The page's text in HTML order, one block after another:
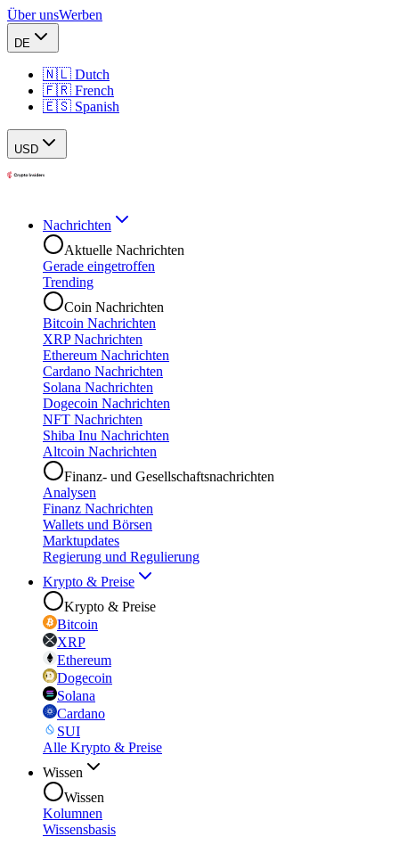
Über unsWerben
DE
🇳🇱 Dutch
🇫🇷 French
🇪🇸 Spanish
USD
Nachrichten
Aktuelle Nachrichten
Gerade eingetroffen
Trending
Coin Nachrichten
Bitcoin Nachrichten
XRP Nachrichten
Ethereum Nachrichten
Cardano Nachrichten
Solana Nachrichten
Dogecoin Nachrichten
NFT Nachrichten
Shiba Inu Nachrichten
Altcoin Nachrichten
Finanz- und Gesellschaftsnachrichten
Analysen
Finanz Nachrichten
Wallets und Börsen
Marktupdates
Regierung und Regulierung
Krypto & Preise
Krypto & Preise
Bitcoin
XRP
Ethereum
Dogecoin
Solana
Cardano
SUI
Alle Krypto & Preise
Wissen
Wissen
Kolumnen
Wissensbasis